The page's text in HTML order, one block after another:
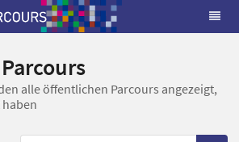
alle öffentlichen Parcours angezeigt,